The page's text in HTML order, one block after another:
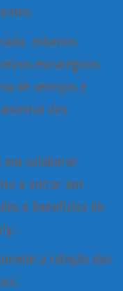
estamos
estratégicos
de serviços e
dos
em colaborar
a entrar em
e benefícios de
a relação dos